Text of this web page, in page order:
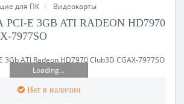
для ПК Видеокарты
E 3GB ATI RADEON HD7970
7977SO
Loading...
Нет в наличии